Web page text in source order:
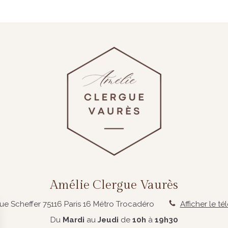
Amélie Clergue Vaurès
Scheffer 75116 Paris 16 Métro Trocadéro
Afficher le
Du Mardi au Jeudi de 10h à 19h30